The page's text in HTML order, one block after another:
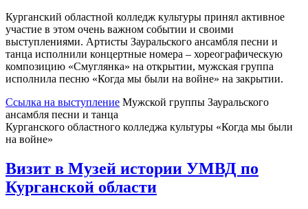
Курганский областной колледж культуры принял активное
участие в этом очень важном событии и своими
выступлениями. Артисты Зауральского ансамбля песни и
танца исполнили концертные номера – хореографическую
композицию «Смуглянка» на открытии, мужская группа
исполнила песню «Когда мы были на войне» на закрытии.
Ссылка на выступление Мужской группы Зауральского
ансамбля песни и танца
Курганского областного колледжа культуры «Когда мы были
на войне»
Визит в Музей истории УМВД по
Курганской области